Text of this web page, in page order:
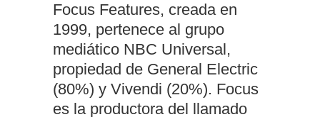
Focus Features, creada en
1999, pertenece al grupo
mediático NBC Universal,
propiedad de General Electric
(80%) y Vivendi (20%). Focus
es la productora del llamado